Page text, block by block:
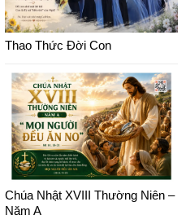
Thao Thức Đời Con
Chúa Nhật XVIII Thường Niên –
Năm A